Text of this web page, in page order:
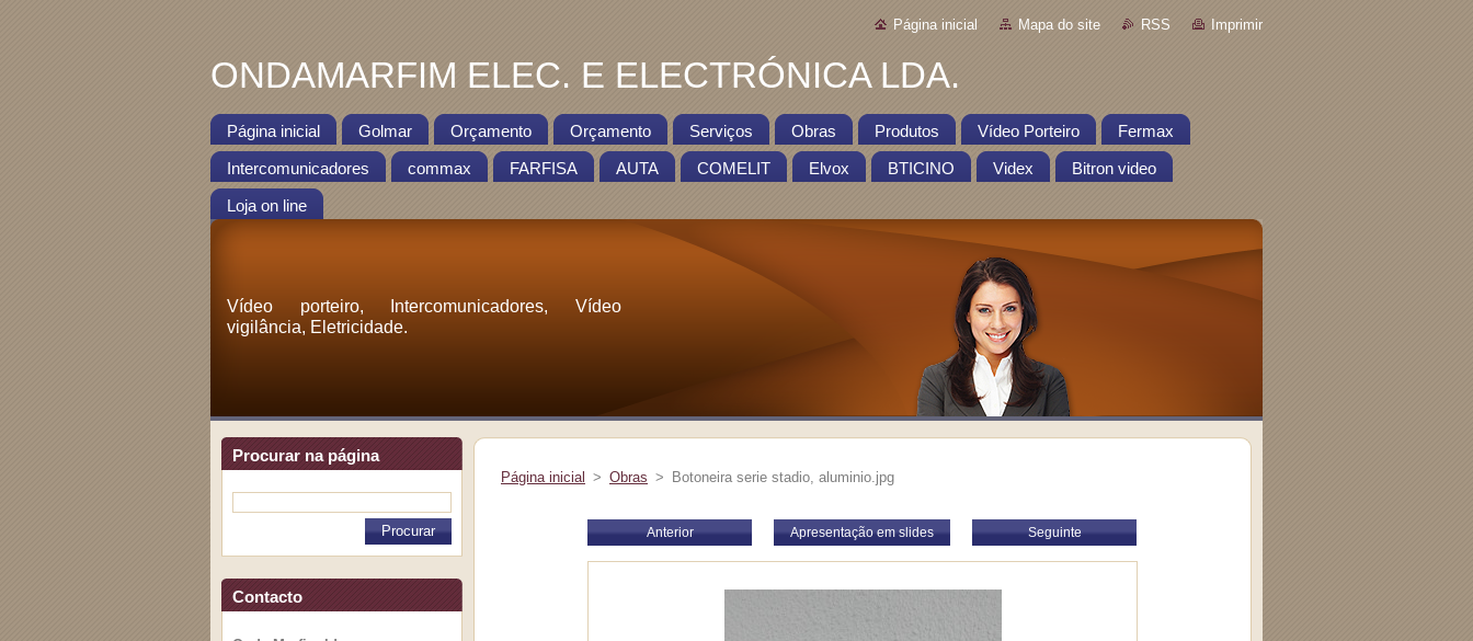
Página inicial Mapa do site RSS Imprimir
ONDAMARFIM ELEC. E ELECTRÓNICA LDA.
Página inicial Golmar Orçamento Orçamento Serviços Obras Produtos Vídeo Porteiro Fermax
Intercomunicadores commax FARFISA AUTA COMELIT Elvox BTICINO Videx Bitron video
Loja on line
Vídeo porteiro, Intercomunicadores, Vídeo
vigilância, Eletricidade.
Procurar na página
Contacto
Página inicial > Obras > Botoneira serie stadio, aluminio.jpg
Anterior Apresentação em slides Seguinte